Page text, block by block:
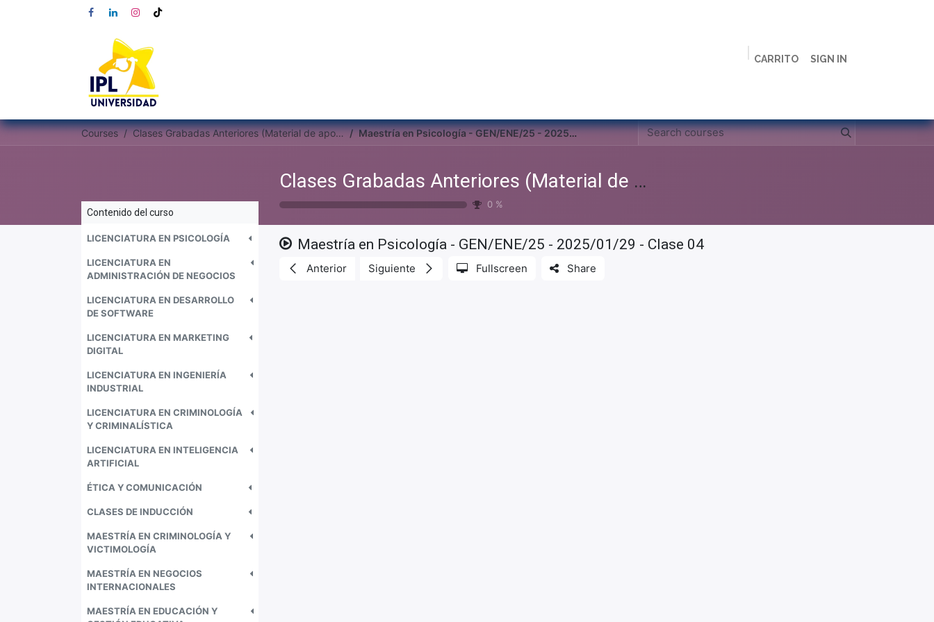
CARRITO SIGN IN
Courses Clases Grabadas Anteriores (Material de apoyo para alumnos) Maestría en Psicología - GEN/ENE/25 - 2025/01/29 - Clase 04
Clases Grabadas Anteriores (Material de apoyo para alumnos)
0 %
Contenido del curso
LICENCIATURA EN PSICOLOGÍA
LICENCIATURA EN
ADMINISTRACIÓN DE NEGOCIOS
LICENCIATURA EN DESARROLLO
DE SOFTWARE
LICENCIATURA EN MARKETING
DIGITAL
LICENCIATURA EN INGENIERÍA
INDUSTRIAL
LICENCIATURA EN CRIMINOLOGÍA
Y CRIMINALÍSTICA
LICENCIATURA EN INTELIGENCIA
ARTIFICIAL
ÉTICA Y COMUNICACIÓN
CLASES DE INDUCCIÓN
MAESTRÍA EN CRIMINOLOGÍA Y
VICTIMOLOGÍA
MAESTRÍA EN NEGOCIOS
INTERNACIONALES
MAESTRÍA EN EDUCACIÓN Y
Maestría en Psicología - GEN/ENE/25 - 2025/01/29 - Clase 04
Anterior Siguiente Fullscreen Share